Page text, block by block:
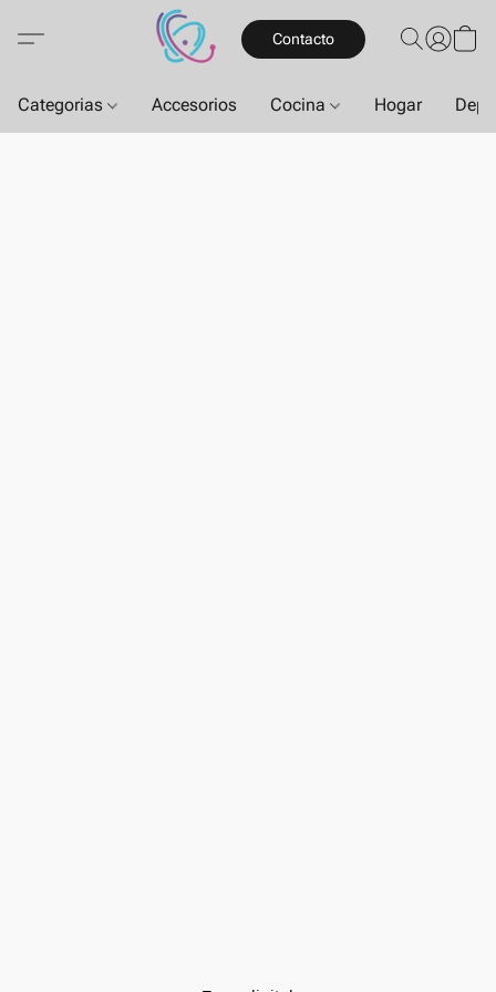
Contacto
Categorias Accesorios Cocina Hogar